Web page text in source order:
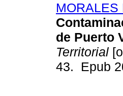
de Puerto
Territorial
43. Epub